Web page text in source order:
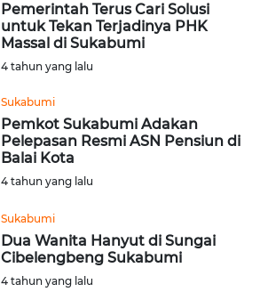
Pemerintah Terus Cari Solusi
untuk Tekan Terjadinya PHK
Massal di Sukabumi
4 tahun yang lalu
Sukabumi
Pemkot Sukabumi Adakan
Pelepasan Resmi ASN Pensiun di
Balai Kota
4 tahun yang lalu
Sukabumi
Dua Wanita Hanyut di Sungai
Cibelengbeng Sukabumi
4 tahun yang lalu